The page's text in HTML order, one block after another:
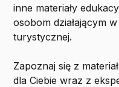
inne materiały
osobom działającym
turystycznej.
Zapoznaj się z
dla Ciebie wraz z